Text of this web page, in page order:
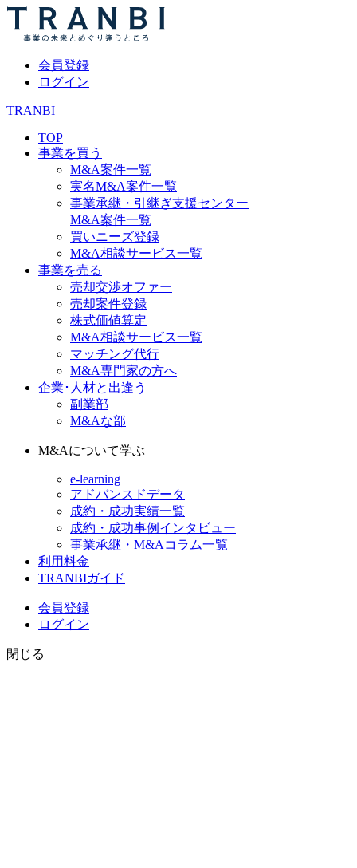
会員登録
ログイン
TRANBI
TOP
事業を買う
M&A案件一覧
実名M&A案件一覧
事業承継・引継ぎ支援センター
M&A案件一覧
買いニーズ登録
M&A相談サービス一覧
事業を売る
売却交渉オファー
売却案件登録
株式価値算定
M&A相談サービス一覧
マッチング代行
M&A専門家の方へ
企業･人材と出逢う
副業部
M&Aな部
M&Aについて学ぶ
e-learning
アドバンスドデータ
成約・成功実績一覧
成約・成功事例インタビュー
事業承継・M&Aコラム一覧
利用料金
TRANBIガイド
会員登録
ログイン
閉じる